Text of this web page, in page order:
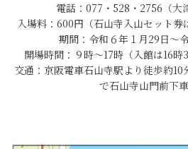
電話：077・528・2756（大
入場料：600円（石山寺入山セット券
期間：令和６年１月29日～
開場時間：９時～17時（入館は16
交通：京阪電車石山寺駅より徒歩約
で石山寺山門前下